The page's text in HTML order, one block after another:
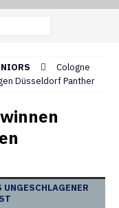
Cologne
Düsseldorf Panther